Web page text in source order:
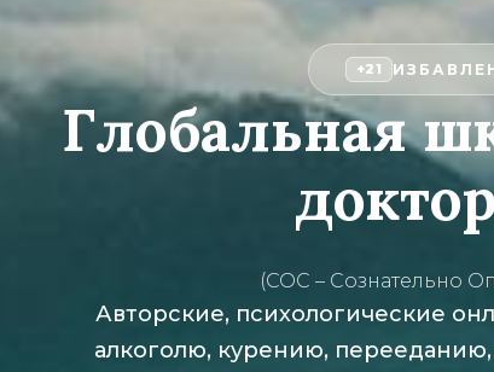
+21
Глобальная
(СОС – Сознательно
Авторские, психологические
алкоголю, курению,